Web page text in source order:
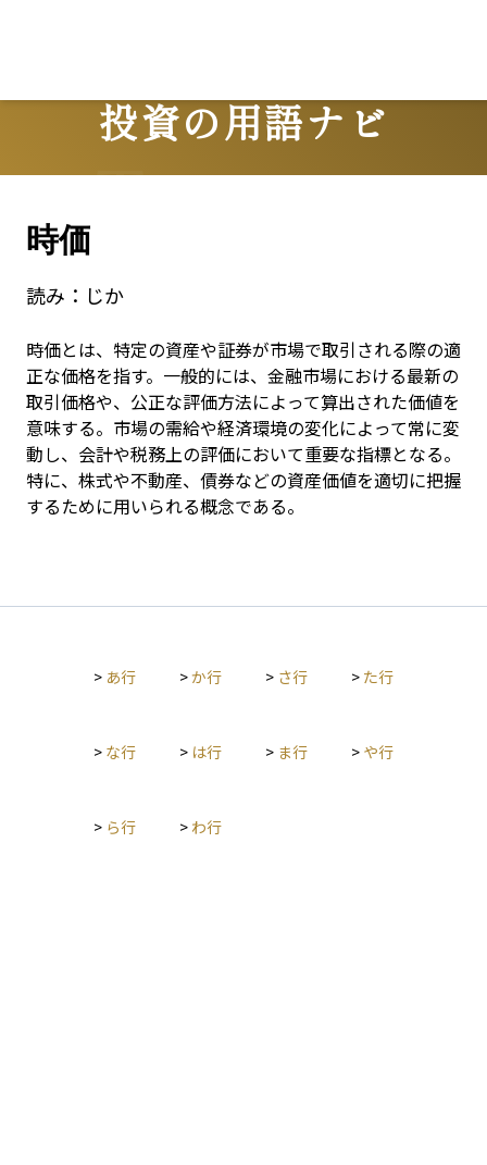
投資の用語ナビ
Terms
時価
読み： じか
時価とは、特定の資産や証券が市場で取引される際の適
正な価格を指す。一般的には、金融市場における最新の
取引価格や、公正な評価方法によって算出された価値を
意味する。市場の需給や経済環境の変化によって常に変
動し、会計や税務上の評価において重要な指標となる。
特に、株式や不動産、債券などの資産価値を適切に把握
するために用いられる概念である。
> あ行 >か行 > さ行 > た行
> な行 > は行 > ま行 > や行
> ら行 > わ行